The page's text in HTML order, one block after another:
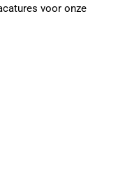
voor onze